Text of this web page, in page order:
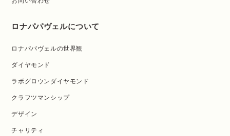
ロナパパヴェルについて
ロナパパヴェルの世界観
ダイヤモンド
ラボグロウンダイヤモンド
クラフツマンシップ
デザイン
チャリティ